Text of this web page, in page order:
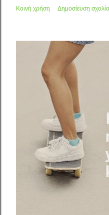
Κοινή χρήση Δημοσίευση